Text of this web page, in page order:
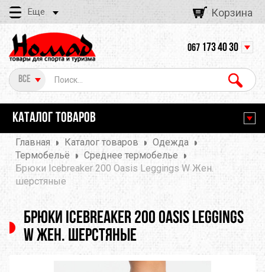
Еще Корзина
Все
067 173 40 30
КАТАЛОГ ТОВАРОВ
Главная Каталог товаров
Одежда
Термобельё
Среднее термобелье
Брюки Icebreaker 200 Oasis Leggings W Жен.
шерстяные
Брюки Icebreaker 200 Oasis Leggings
W Жен. шерстяные